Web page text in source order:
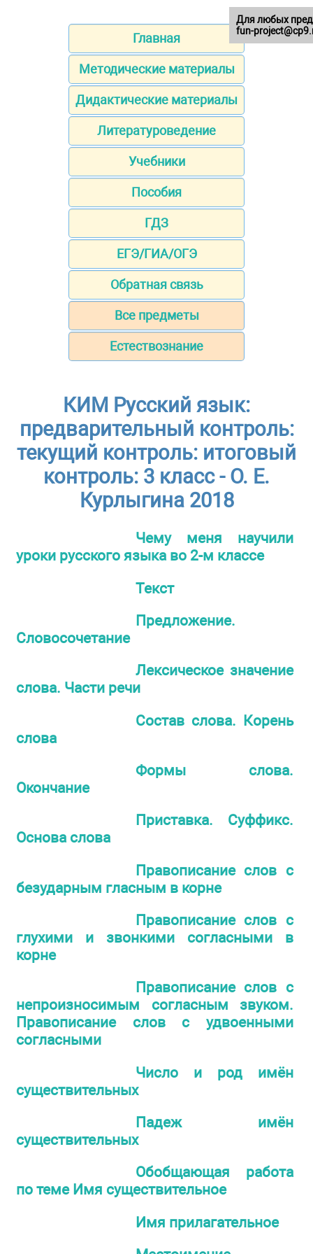
Главная
Методические материалы
Дидактические материалы
Литературоведение
Учебники
Пособия
ГДЗ
ЕГЭ/ГИА/ОГЭ
Обратная связь
Все предметы
Естествознание
КИМ Русский язык:
предварительный контроль:
текущий контроль: итоговый
контроль: 3 класс - О. Е.
Курлыгина 2018
Чему меня научили
уроки русского языка во 2-м классе
Текст
Предложение.
Словосочетание
Лексическое значение
слова. Части речи
Состав слова. Корень
слова
Формы слова.
Окончание
Приставка. Суффикс.
Основа слова
Правописание слов с
безударным гласным в корне
Правописание слов с
глухими и звонкими согласными в
корне
Правописание слов с
непроизносимым согласным звуком.
Правописание слов с удвоенными
согласными
Число и род имён
существительных
Падеж имён
существительных
Обобщающая работа
по теме Имя существительное
Имя прилагательное
Для любых
fun-